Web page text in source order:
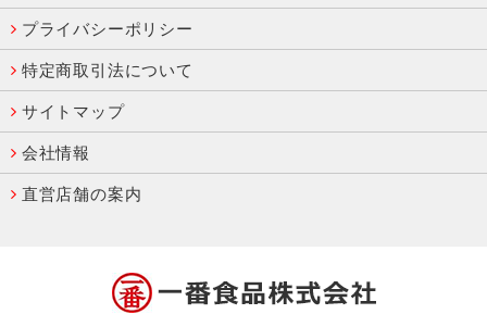
プライバシーポリシー
特定商取引法について
サイトマップ
会社情報
直営店舗の案内